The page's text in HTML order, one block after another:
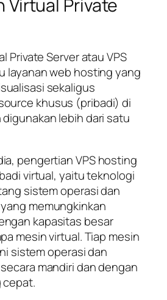
Virtual Private
Private Server atau VPS
layanan web hosting yang
sekaligus
khusus (pribadi) di
lebih dari satu
pengertian VPS hosting
virtual, yaitu teknologi
sistem operasi dan
memungkinkan
kapasitas besar
mesin virtual. Tiap mesin
sistem operasi dan
mandiri dan dengan
cepat.